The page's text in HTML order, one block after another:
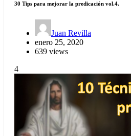
30 Tips para mejorar la predicación vol.4.
Juan Revilla
enero 25, 2020
639 views
4